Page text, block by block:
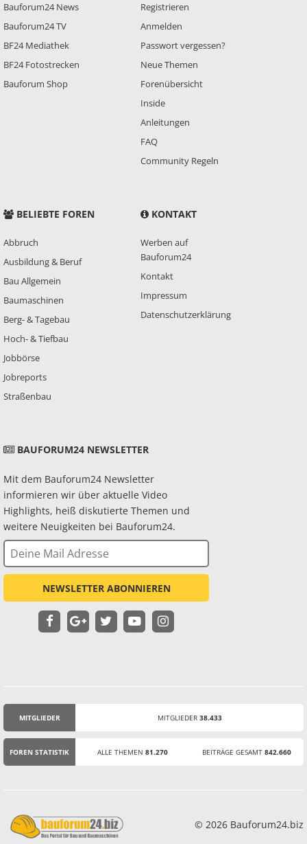
Bauforum24 News
Bauforum24 TV
BF24 Mediathek
BF24 Fotostrecken
Bauforum Shop
Registrieren
Anmelden
Passwort vergessen?
Neue Themen
Forenübersicht
Inside
Anleitungen
FAQ
Community Regeln
BELIEBTE FOREN
Abbruch
Ausbildung & Beruf
Bau Allgemein
Baumaschinen
Berg- & Tagebau
Hoch- & Tiefbau
Jobbörse
Jobreports
Straßenbau
KONTAKT
Werben auf
Bauforum24
Kontakt
Impressum
Datenschutzerklärung
BAUFORUM24 NEWSLETTER
Mit dem Bauforum24 Newsletter
informieren wir über aktuelle Video
Highlights, heiß diskutierte Themen und
weitere Neuigkeiten bei Bauforum24.
NEWSLETTER ABONNIEREN
MITGLIEDER MITGLIEDER 38.433
FOREN STATISTIK ALLE THEMEN 81.270 BEITRÄGE GESAMT 842.660
© 2026 Bauforum24.biz